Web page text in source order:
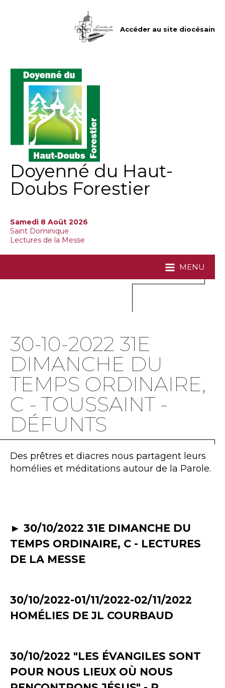
Accéder au site diocésain
Doyenné du Haut-
Doubs Forestier
Samedi 8 Août 2026
Saint Dominique
Lectures de la Messe
MENU
30-10-2022 31E
DIMANCHE DU
TEMPS ORDINAIRE,
C - TOUSSAINT -
DÉFUNTS
Des prêtres et diacres nous partagent leurs
homélies et méditations autour de la Parole.
► 30/10/2022 31E DIMANCHE DU
TEMPS ORDINAIRE, C - LECTURES
DE LA MESSE
30/10/2022-01/11/2022-02/11/2022
HOMÉLIES DE JL COURBAUD
30/10/2022 "LES ÉVANGILES SONT
POUR NOUS LIEUX OÙ NOUS